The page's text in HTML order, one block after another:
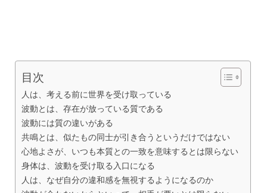
目次
人は、考える前に世界を受け取っている
波動とは、存在が放っている質である
波動には質の違いがある
共鳴とは、似たもの同士が引き合うというだけではない
心地よさが、いつも本質との一致を意味するとは限らない
身体は、波動を受け取る入口になる
人は、なぜ自分の違和感を無視するようになるのか